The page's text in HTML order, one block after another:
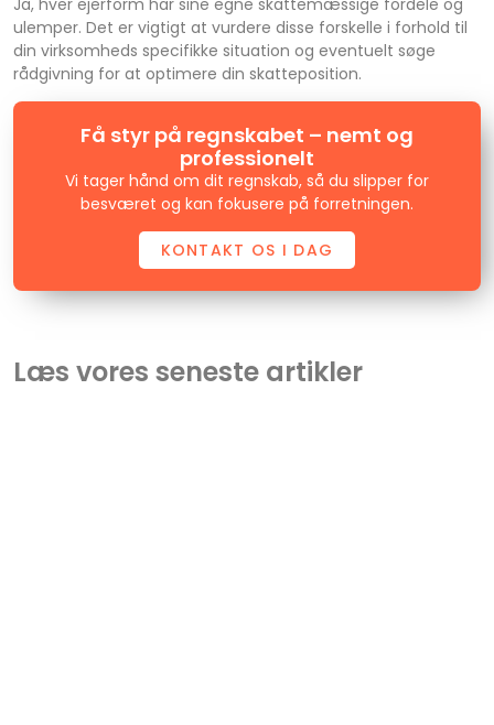
ulemper. Det er vigtigt at vurdere disse forskelle i forhold til
din virksomheds specifikke situation og eventuelt søge
rådgivning for at optimere din skatteposition.
Få styr på regnskabet – nemt og
professionelt
Vi tager hånd om dit regnskab, så du slipper for
besværet og kan fokusere på forretningen.
KONTAKT OS I DAG
Læs vores seneste artikler